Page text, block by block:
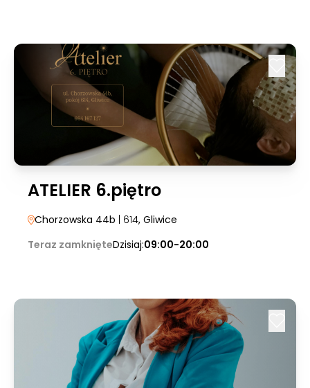
ATELIER 6.piętro
Chorzowska 44b | 614, Gliwice
Teraz zamknięteDzisiaj:09:00-20:00